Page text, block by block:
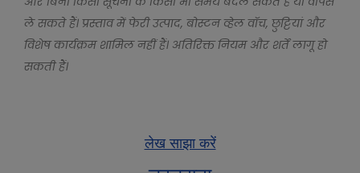
ले सकते हैं। प्रस्ताव में फेरी उत्पाद, बोस्टन व्हेल वॉच, छुट्टियां और
विशेष कार्यक्रम शामिल नहीं हैं। अतिरिक्त नियम और शर्तें लागू हो
सकती हैं।
लेख साझा करें